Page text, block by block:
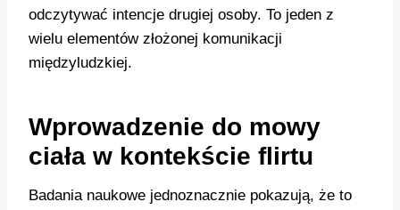
odczytywać intencje drugiej osoby. To jeden z
wielu elementów złożonej komunikacji
międzyludzkiej.
Wprowadzenie do mowy
ciała w kontekście flirtu
Badania naukowe jednoznacznie pokazują, że to